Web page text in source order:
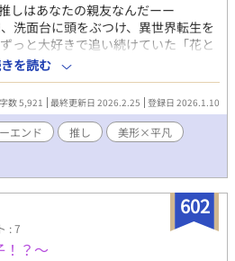
しはあなたの親友なんだーー
洗面台に頭をぶつけ、異世界転生を
っと大好きで追い続けていた「花と
恋愛漫画だった。 その漫画には俺の
しと深くは関わらないで推し活をし
似合いそうな洋服を作ったりして、
いたりしていた。 すると、13歳にな
お茶会のお誘いが来て…！？ 王家か
かず、お茶会に行くため、王城へと
こには推しとその推しの親友の王子
機会だし、少しだけ推しと喋ろうか
王子がたくさん話しかけてき
ごい激重執着な推しの親友攻め×可
を読む
数 5,921 最終更新日 2026.2.25 登録日 2026.1.10
エンド 推し
美形×平凡
602
: 7
！？〜